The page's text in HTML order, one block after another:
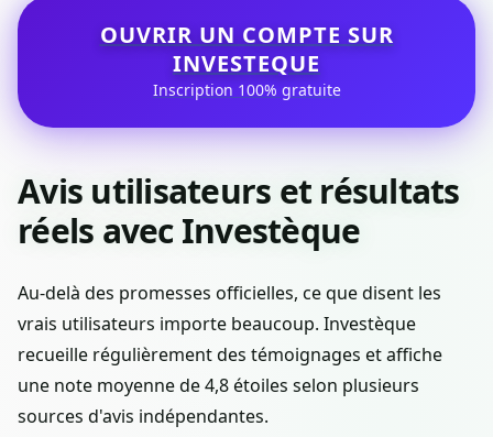
OUVRIR UN COMPTE SUR
INVESTEQUE
Inscription 100% gratuite
Avis utilisateurs et résultats
réels avec Investèque
Au-delà des promesses officielles, ce que disent les
vrais utilisateurs importe beaucoup. Investèque
recueille régulièrement des témoignages et affiche
une note moyenne de 4,8 étoiles selon plusieurs
sources d'avis indépendantes.